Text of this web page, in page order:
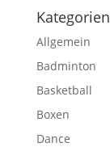
Kategorien
Allgemein
Badminton
Basketball
Boxen
Dance